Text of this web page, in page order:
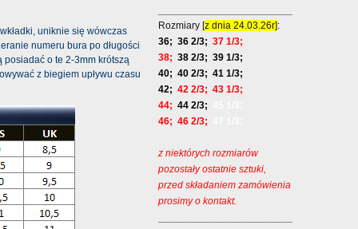
uniknie się wówczas
numeru bura po długości
posiadać o te 2-3mm krótszą
z biegiem upływu czasu
Rozmiary [z dnia 24.03.26r]:
36; 36 2/3; 37 1/3;
38; 38 2/3; 39 1/3;
40; 40 2/3; 41 1/3;
42; 42 2/3; 43 1/3;
44; 44 2/3;
46; 46 2/3;
z niektórych rozmiarów
pozostały ostatnie sztuki,
przed składaniem zamówienia
prosimy o kontakt.